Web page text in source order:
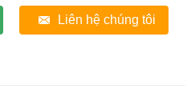
Liên hệ chúng tôi